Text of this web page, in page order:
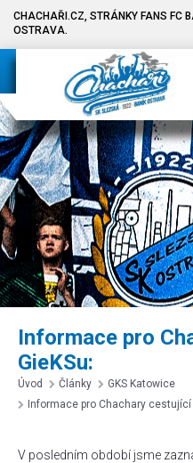
CHACHAŘI.CZ, STRÁNKY FANS FC
OSTRAVA.
Informace pro
GieKSu:
Úvod Články
GKS Katowice
Informace pro Chachary cestující
V posledním období jsme